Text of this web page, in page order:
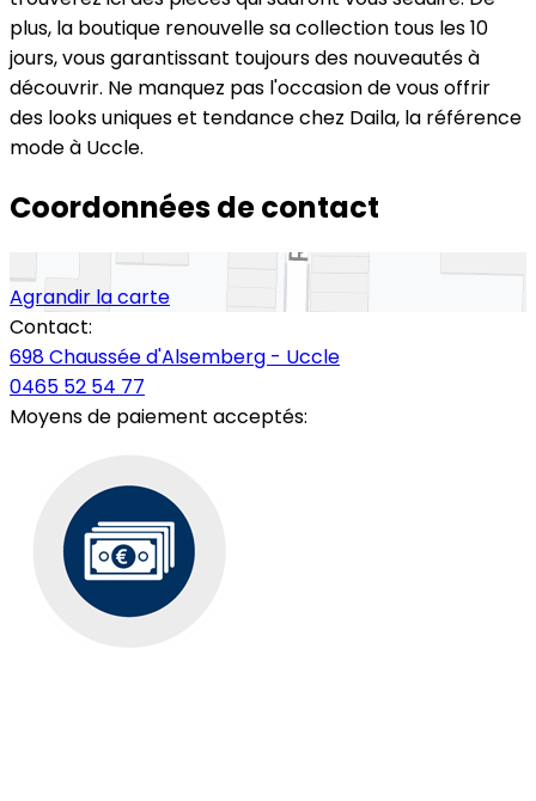
plus, la boutique renouvelle sa collection tous les 10
jours, vous garantissant toujours des nouveautés à
découvrir. Ne manquez pas l'occasion de vous offrir
des looks uniques et tendance chez Daila, la référence
mode à Uccle.
Coordonnées de contact
Agrandir la carte
Contact:
698 Chaussée d'Alsemberg - Uccle
0465 52 54 77
Moyens de paiement acceptés: